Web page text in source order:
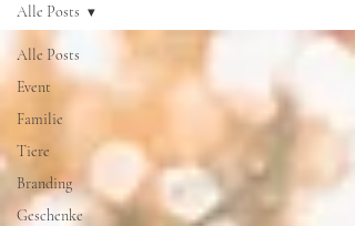
Alle Posts
Event
Familie
Tiere
Branding
Geschenke
Alle Posts